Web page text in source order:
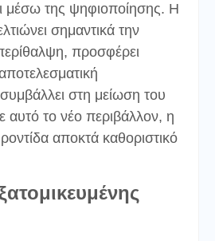
μέσω της ψηφιοποίησης. Η
σημαντικά την
προσφέρει
στη μείωση του
το νέο περιβάλλον, η
αποκτά καθοριστικό